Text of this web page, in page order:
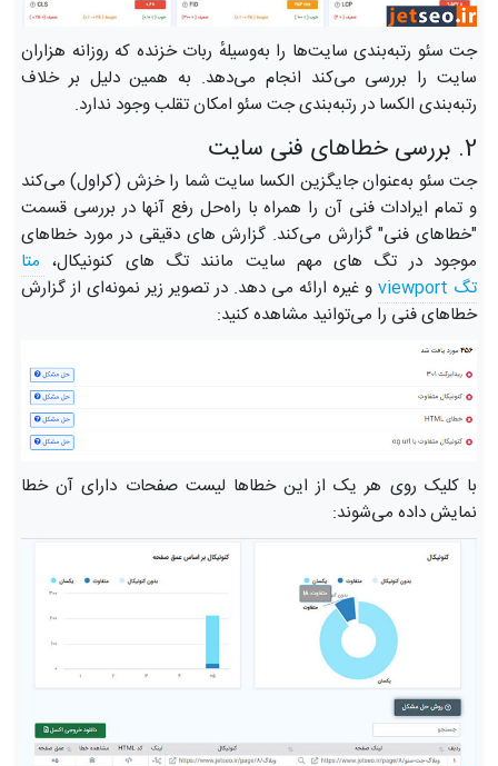
جت سئو رتبه‌بندی سایت‌ها را به‌وسیلهٔ ربات خزنده که روزانه هزاران
سایت را بررسی می‌کند انجام می‌دهد. به همین دلیل بر خلاف
رتبه‌بندی الکسا در رتبه‌بندی جت سئو امکان تقلب وجود ندارد.
2. بررسی خطاهای فنی سایت
جت سئو به‌عنوان جایگزین الکسا سایت شما را خزش (کراول) می‌کند
و تمام ایرادات فنی آن را همراه با راه‌حل رفع آنها در بررسی قسمت
"خطاهای فنی" گزارش می‌کند. گزارش های دقیقی در مورد خطاهای
موجود در تگ های مهم سایت مانند تگ های کنونیکال،
تگ viewport
و غیره ارائه می دهد. در تصویر زیر نمونه‌ای از گزارش
خطاهای فنی را می‌توانید مشاهده کنید:
با کلیک روی هر یک از این خطاها لیست صفحات دارای آن خطا
نمایش داده می‌شوند: